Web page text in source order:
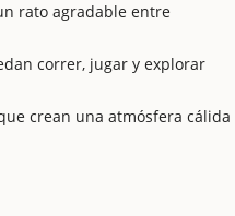
rato agradable entre
correr, jugar y explorar
crean una atmósfera cálida